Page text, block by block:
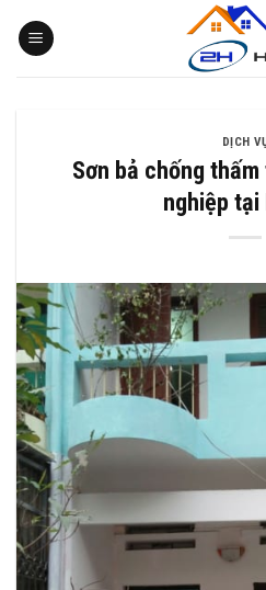
qua
DỊCH
Sơn bả chống
nghiệp tại